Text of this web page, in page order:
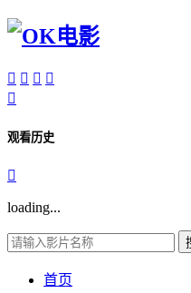
   

观看历史

loading...
首页